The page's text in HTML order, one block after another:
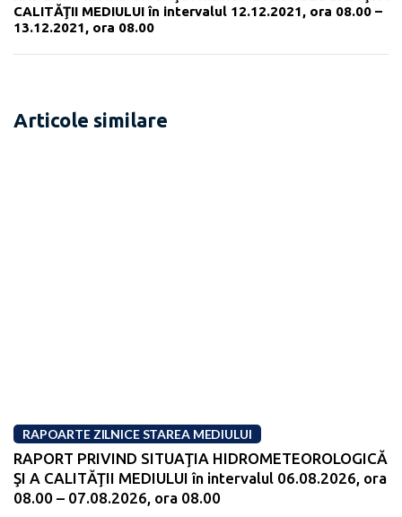
CALITĂŢII MEDIULUI în intervalul 12.12.2021, ora 08.00 –
13.12.2021, ora 08.00
Articole similare
RAPOARTE ZILNICE STAREA MEDIULUI
RAPORT PRIVIND SITUAŢIA HIDROMETEOROLOGICĂ
ŞI A CALITĂŢII MEDIULUI în intervalul 06.08.2026, ora
08.00 – 07.08.2026, ora 08.00